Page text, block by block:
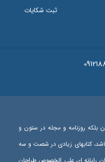
ثبت شکایات
بلکه روزنامه و مجله در ستون و
باشد، کتابهای زیادی در شصت و سه